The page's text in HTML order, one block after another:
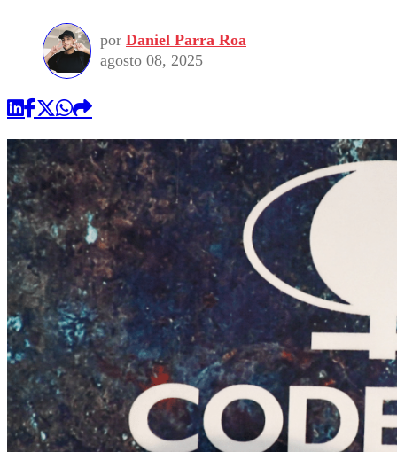
por Daniel Parra Roa
agosto 08, 2025